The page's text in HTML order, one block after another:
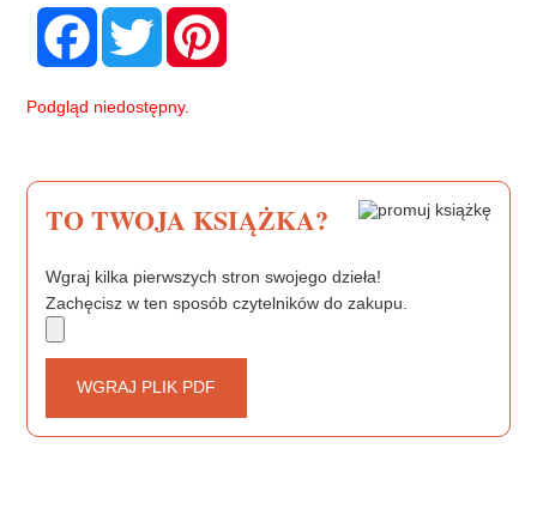
F
o
T
w
e
Podgląd niedostępny.
TO TWOJA KSIĄŻKA?
Wgraj kilka pierwszych stron swojego dzieła!
Zachęcisz w ten sposób czytelników do zakupu.
WGRAJ PLIK PDF